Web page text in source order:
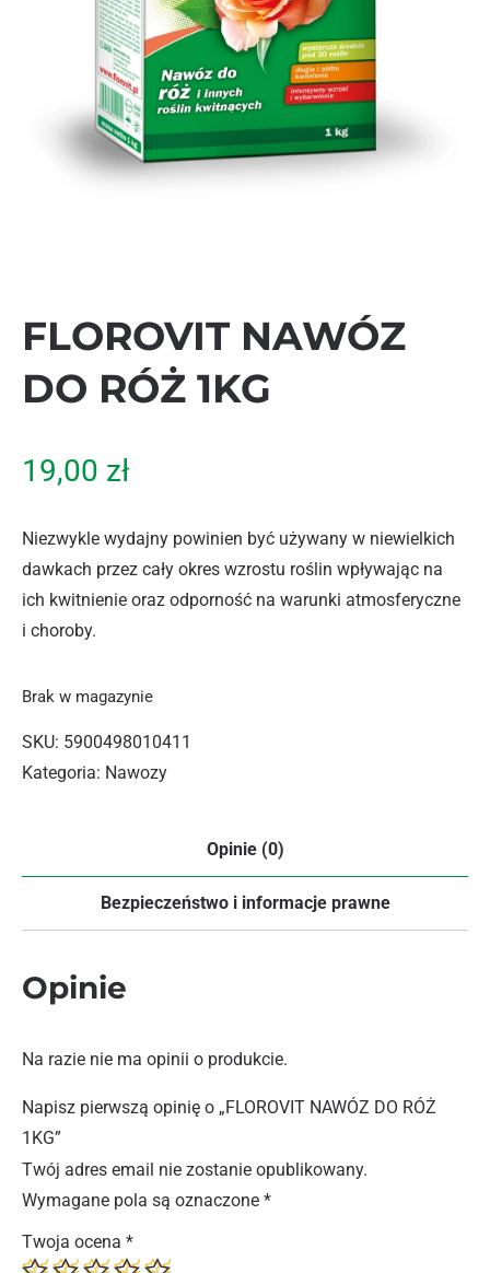
FLOROVIT NAWÓZ
DO RÓŻ 1KG
19,00 zł
Niezwykle wydajny powinien być używany w niewielkich
dawkach przez cały okres wzrostu roślin wpływając na
ich kwitnienie oraz odporność na warunki atmosferyczne
i choroby.
Brak w magazynie
SKU: 5900498010411
Kategoria: Nawozy
Opinie (0)
Bezpieczeństwo i informacje prawne
Opinie
Na razie nie ma opinii o produkcie.
Napisz pierwszą opinię o „FLOROVIT NAWÓZ DO RÓŻ
1KG”
Twój adres email nie zostanie opublikowany.
Wymagane pola są oznaczone *
Twoja ocena *